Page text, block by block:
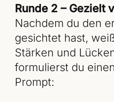
Runde 2 – Gezielt
Nachdem du den
gesichtet hast,
Stärken und
formulierst du
Prompt: